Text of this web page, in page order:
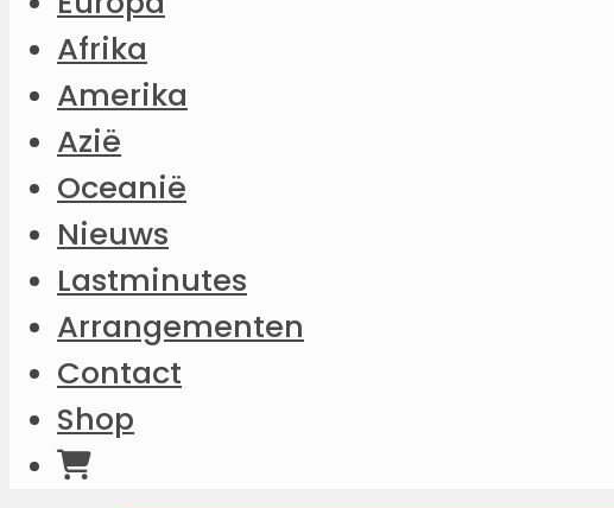
Afrika
Amerika
Azië
Oceanië
Nieuws
Lastminutes
Arrangementen
Contact
Shop